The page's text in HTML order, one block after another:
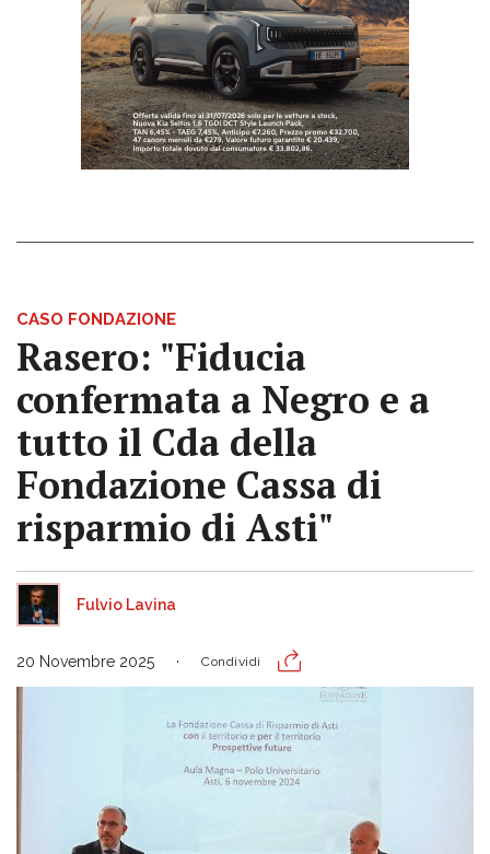
CASO FONDAZIONE
Rasero: "Fiducia
confermata a Negro e a
tutto il Cda della
Fondazione Cassa di
risparmio di Asti"
Fulvio Lavina
20 Novembre 2025 Condividi